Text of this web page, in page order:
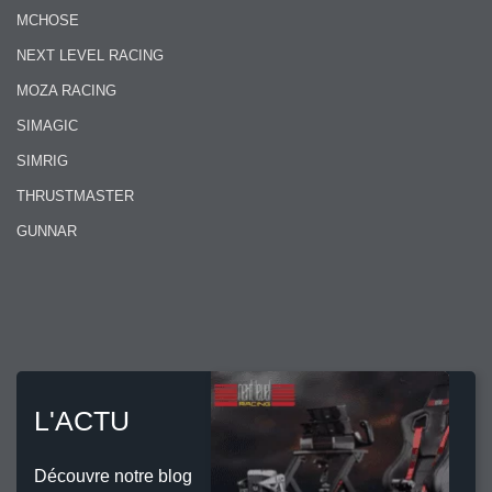
MCHOSE
NEXT LEVEL RACING
MOZA RACING
SIMAGIC
SIMRIG
THRUSTMASTER
GUNNAR
L'ACTU
Découvre notre blog